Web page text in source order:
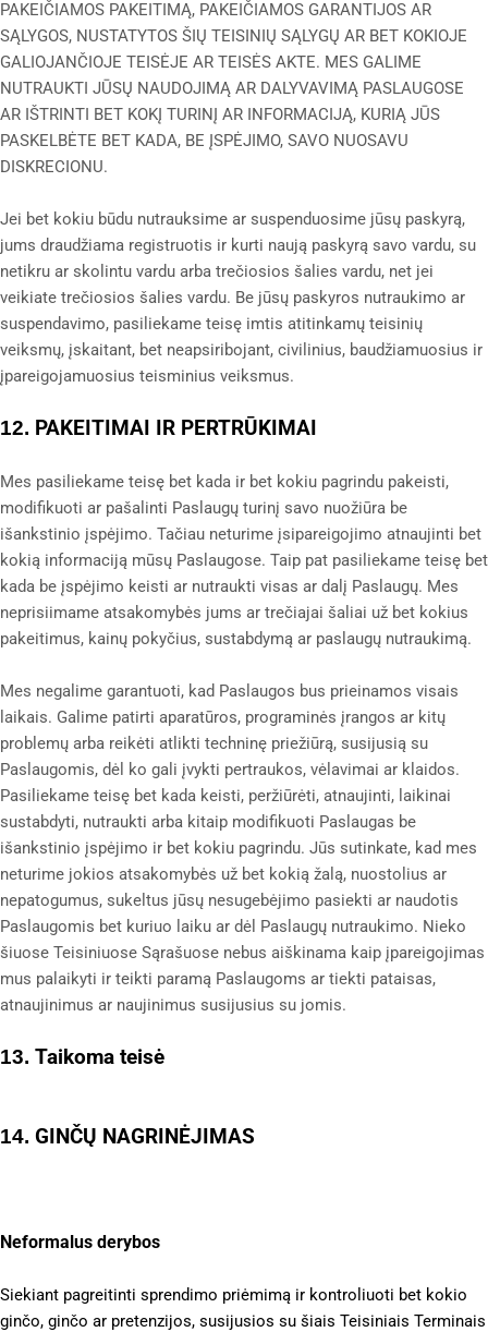
PAKEIČIAMOS PAKEITIMĄ, PAKEIČIAMOS GARANTIJOS AR
SĄLYGOS, NUSTATYTOS ŠIŲ TEISINIŲ SĄLYGŲ AR BET KOKIOJE
GALIOJANČIOJE TEISĖJE AR TEISĖS AKTE. MES GALIME
NUTRAUKTI JŪSŲ NAUDOJIMĄ AR DALYVAVIMĄ PASLAUGOSE
AR IŠTRINTI BET KOKĮ TURINĮ AR INFORMACIJĄ, KURIĄ JŪS
PASKELBĖTE BET KADA, BE ĮSPĖJIMO, SAVO NUOSAVU
DISKRECIONU.
Jei bet kokiu būdu nutrauksime ar suspenduosime jūsų paskyrą,
jums draudžiama registruotis ir kurti naują paskyrą savo vardu, su
netikru ar skolintu vardu arba trečiosios šalies vardu, net jei
veikiate trečiosios šalies vardu. Be jūsų paskyros nutraukimo ar
suspendavimo, pasiliekame teisę imtis atitinkamų teisinių
veiksmų, įskaitant, bet neapsiribojant, civilinius, baudžiamuosius ir
įpareigojamuosius teisminius veiksmus.
12. PAKEITIMAI IR PERTRŪKIMAI
Mes pasiliekame teisę bet kada ir bet kokiu pagrindu pakeisti,
modifikuoti ar pašalinti Paslaugų turinį savo nuožiūra be
išankstinio įspėjimo. Tačiau neturime įsipareigojimo atnaujinti bet
kokią informaciją mūsų Paslaugose. Taip pat pasiliekame teisę bet
kada be įspėjimo keisti ar nutraukti visas ar dalį Paslaugų. Mes
neprisiimame atsakomybės jums ar trečiajai šaliai už bet kokius
pakeitimus, kainų pokyčius, sustabdymą ar paslaugų nutraukimą.
Mes negalime garantuoti, kad Paslaugos bus prieinamos visais
laikais. Galime patirti aparatūros, programinės įrangos ar kitų
problemų arba reikėti atlikti techninę priežiūrą, susijusią su
Paslaugomis, dėl ko gali įvykti pertraukos, vėlavimai ar klaidos.
Pasiliekame teisę bet kada keisti, peržiūrėti, atnaujinti, laikinai
sustabdyti, nutraukti arba kitaip modifikuoti Paslaugas be
išankstinio įspėjimo ir bet kokiu pagrindu. Jūs sutinkate, kad mes
neturime jokios atsakomybės už bet kokią žalą, nuostolius ar
nepatogumus, sukeltus jūsų nesugebėjimo pasiekti ar naudotis
Paslaugomis bet kuriuo laiku ar dėl Paslaugų nutraukimo. Nieko
šiuose Teisiniuose Sąrašuose nebus aiškinama kaip įpareigojimas
mus palaikyti ir teikti paramą Paslaugoms ar tiekti pataisas,
atnaujinimus ar naujinimus susijusius su jomis.
13. Taikoma teisė
14. GINČŲ NAGRINĖJIMAS
Neformalus derybos
Siekiant pagreitinti sprendimo priėmimą ir kontroliuoti bet kokio
ginčo, ginčo ar pretenzijos, susijusios su šiais Teisiniais Terminais